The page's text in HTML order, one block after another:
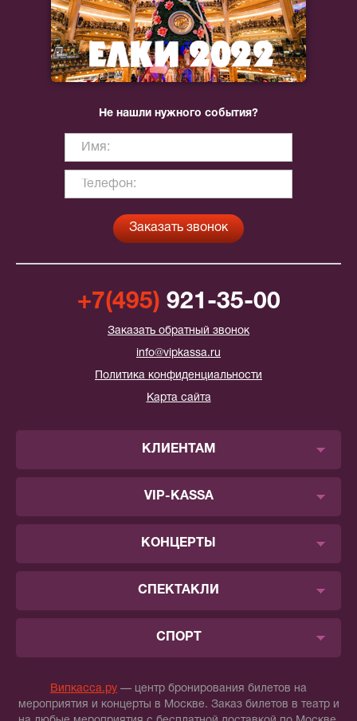
Не нашли нужного события?
+7(495) 921-35-00
Заказать обратный звонок
info@vipkassa.ru
Политика конфиденциальности
Карта сайта
КЛИЕНТАМ
VIP-KASSA
КОНЦЕРТЫ
СПЕКТАКЛИ
СПОРТ
Випкасса.ру — центр бронирования билетов на
мероприятия и концерты в Москве. Заказ билетов в театр и